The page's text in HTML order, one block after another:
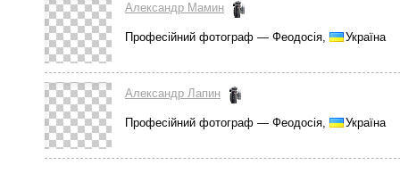
Александр Мамин
Професійний фотограф — Феодосія, Україна
Александр Лапин
Професійний фотограф — Феодосія, Україна